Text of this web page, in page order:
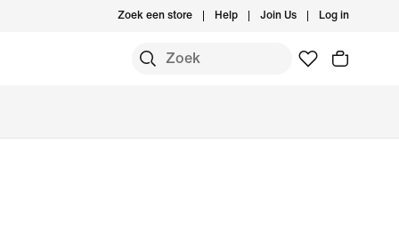
Zoek een store Help Join Us Log in